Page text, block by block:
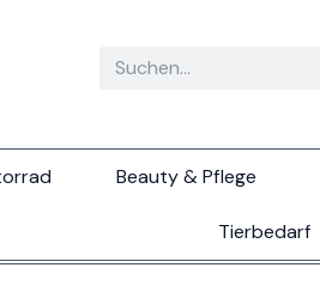
Beauty & Pflege
Tierbedarf